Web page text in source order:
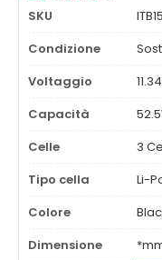
SKU
Condizione
Voltaggio
Capacità
Celle
3
Tipo cella
Li-
Colore
Dimensione